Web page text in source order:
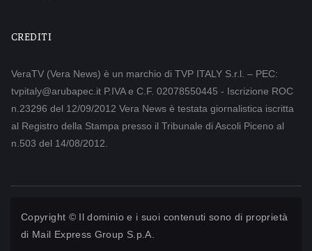
CREDITI
VeraTV (Vera News) è un marchio di TVP ITALY S.r.l. – PEC:
tvpitaly@arubapec.it P.IVA e C.F. 02078550445 - Iscrizione ROC
n.23296 del 12/09/2012 Vera News è testata giornalistica iscritta
al Registro della Stampa presso il Tribunale di Ascoli Piceno al
n.503 del 14/08/2012.
Copyright © Il dominio e i suoi contenuti sono di proprietà
di Mail Express Group S.p.A.